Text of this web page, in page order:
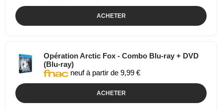
ACHETER
Opération Arctic Fox - Combo Blu-ray + DVD
(Blu-ray)
neuf à partir de 9,99 €
ACHETER